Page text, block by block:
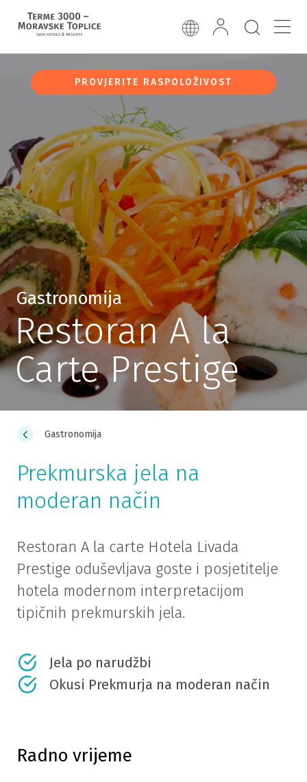
PROVJERITE RASPOLOŽIVOST
Gastronomija
Restoran A la
Carte Prestige
Gastronomija
Prekmurska jela na
moderan način
Restoran A la carte Hotela Livada
Prestige oduševljava goste i posjetitelje
hotela modernom interpretacijom
tipičnih prekmurskih jela.
Jela po narudžbi
Okusi Prekmurja na moderan način
Radno vrijeme